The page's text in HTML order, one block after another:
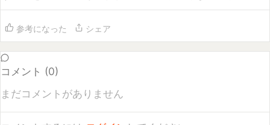
まだコメントがありません
コメントするには